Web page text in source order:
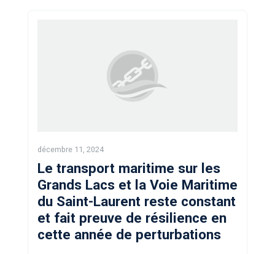
décembre 11, 2024
Le transport maritime sur les
Grands Lacs et la Voie Maritime
du Saint-Laurent reste constant
et fait preuve de résilience en
cette année de perturbations